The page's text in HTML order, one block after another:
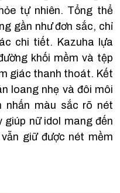
tự nhiên. Tổng thể
gần như đơn sắc, chỉ
chi tiết. Kazuha lựa
khối mềm và tệp
giác thanh thoát. Kết
loang nhẹ và đôi môi
nhấn màu sắc rõ nét
giúp nữ idol mang đến
giữ được nét mềm